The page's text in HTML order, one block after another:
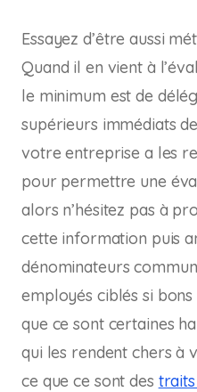
Essayez d’être aussi
Quand il en vient à
le minimum est de
supérieurs immédiats
votre entreprise a les
pour permettre une
alors n’hésitez pas à
cette information puis
dénominateurs
employés ciblés si bons
que ce sont certaines
qui les rendent chers à
ce que ce sont des